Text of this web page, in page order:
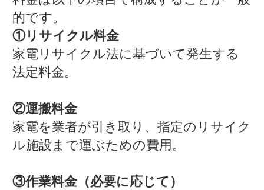
的です。
①リサイクル料金
家電リサイクル法に基づいて発生する
法定料金。
②運搬料金
家電を業者が引き取り、指定のリサイク
ル施設まで運ぶための費用。
③作業料金（必要に応じて）